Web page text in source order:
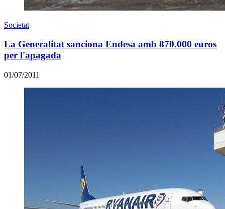
Societat
La Generalitat sanciona Endesa amb 870.000 euros
per l'apagada
01/07/2011